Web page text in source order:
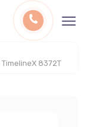
TimelineX 8372T